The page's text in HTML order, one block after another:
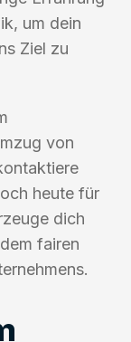
um dein
Ziel zu
von
heute für
dich
fairen